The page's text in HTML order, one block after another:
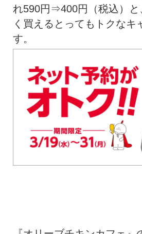
れ590円⇒400円（税込）と
く買えるとってもトクなキ
す。